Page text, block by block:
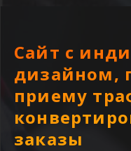
Сайт с
дизайном,
приему
заказы